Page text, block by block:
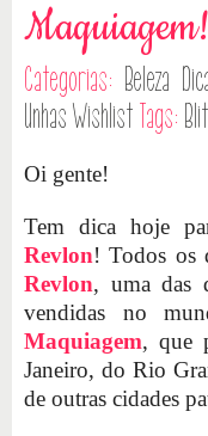
Maquiagem!
Categorias: Beleza
Unhas Wishlist Tags:
Oi gente!
Tem dica hoje
Revlon! Todos os
Revlon, uma das
vendidas no
Maquiagem, que
Janeiro, do Rio
de outras cidades